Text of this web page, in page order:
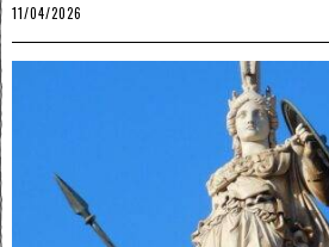
11/04/2026